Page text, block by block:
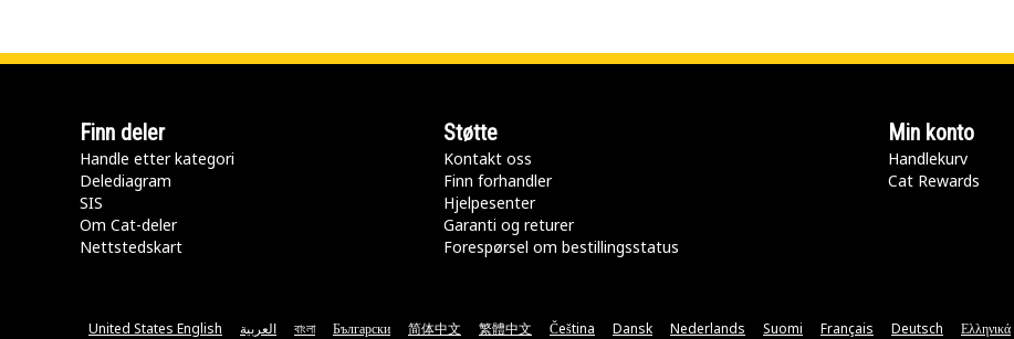
Finn deler
Handle etter kategori
Delediagram
SIS
Om Cat-deler
Nettstedskart
Støtte
Kontakt oss
Finn forhandler
Hjelpesenter
Garanti og returer
Forespørsel om bestillingsstatus
Min konto
Handlekurv
Cat Rewards
United States English العربية বাংলা Български 简体中文 繁體中文 Čeština Dansk Nederlands Suomi Français Deutsch Ελληνικά